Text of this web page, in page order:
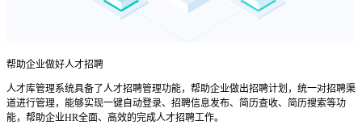
帮助企业做好人才招聘
人才库管理系统具备了人才招聘管理功能，帮助企业做出招聘计划，统一对招聘渠
道进行管理，能够实现一键自动登录、招聘信息发布、简历查收、简历搜索等功
能，帮助企业HR全面、高效的完成人才招聘工作。